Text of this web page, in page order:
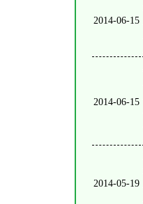
2014-06-15
2014-06-15
2014-05-19